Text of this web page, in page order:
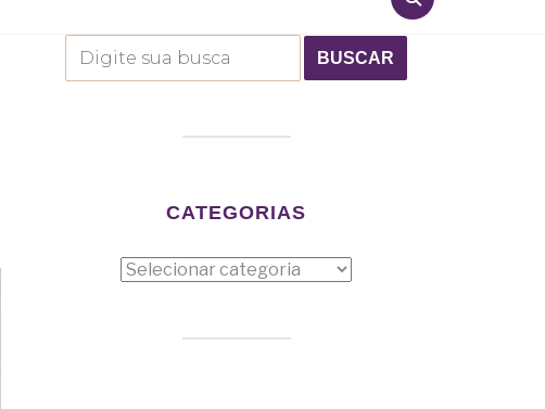
CATEGORIAS
Categorias